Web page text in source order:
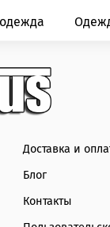
Доставка и
Блог
Контакты